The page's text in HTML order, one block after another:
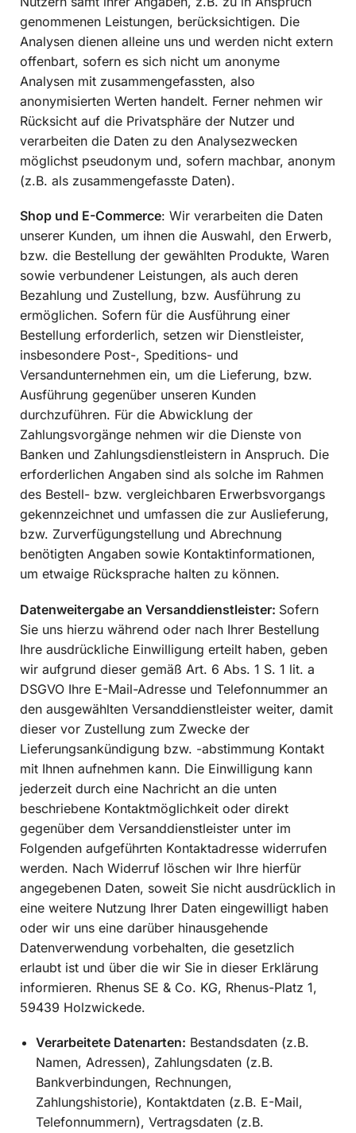
genommenen Leistungen, berücksichtigen. Die
Analysen dienen alleine uns und werden nicht extern
offenbart, sofern es sich nicht um anonyme
Analysen mit zusammengefassten, also
anonymisierten Werten handelt. Ferner nehmen wir
Rücksicht auf die Privatsphäre der Nutzer und
verarbeiten die Daten zu den Analysezwecken
möglichst pseudonym und, sofern machbar, anonym
(z.B. als zusammengefasste Daten).
Shop und E-Commerce: Wir verarbeiten die Daten
unserer Kunden, um ihnen die Auswahl, den Erwerb,
bzw. die Bestellung der gewählten Produkte, Waren
sowie verbundener Leistungen, als auch deren
Bezahlung und Zustellung, bzw. Ausführung zu
ermöglichen. Sofern für die Ausführung einer
Bestellung erforderlich, setzen wir Dienstleister,
insbesondere Post-, Speditions- und
Versandunternehmen ein, um die Lieferung, bzw.
Ausführung gegenüber unseren Kunden
durchzuführen. Für die Abwicklung der
Zahlungsvorgänge nehmen wir die Dienste von
Banken und Zahlungsdienstleistern in Anspruch. Die
erforderlichen Angaben sind als solche im Rahmen
des Bestell- bzw. vergleichbaren Erwerbsvorgangs
gekennzeichnet und umfassen die zur Auslieferung,
bzw. Zurverfügungstellung und Abrechnung
benötigten Angaben sowie Kontaktinformationen,
um etwaige Rücksprache halten zu können.
Datenweitergabe an Versanddienstleister: Sofern
Sie uns hierzu während oder nach Ihrer Bestellung
Ihre ausdrückliche Einwilligung erteilt haben, geben
wir aufgrund dieser gemäß Art. 6 Abs. 1 S. 1 lit. a
DSGVO Ihre E-Mail-Adresse und Telefonnummer an
den ausgewählten Versanddienstleister weiter, damit
dieser vor Zustellung zum Zwecke der
Lieferungsankündigung bzw. -abstimmung Kontakt
mit Ihnen aufnehmen kann. Die Einwilligung kann
jederzeit durch eine Nachricht an die unten
beschriebene Kontaktmöglichkeit oder direkt
gegenüber dem Versanddienstleister unter im
Folgenden aufgeführten Kontaktadresse widerrufen
werden. Nach Widerruf löschen wir Ihre hierfür
angegebenen Daten, soweit Sie nicht ausdrücklich in
eine weitere Nutzung Ihrer Daten eingewilligt haben
oder wir uns eine darüber hinausgehende
Datenverwendung vorbehalten, die gesetzlich
erlaubt ist und über die wir Sie in dieser Erklärung
informieren. Rhenus SE & Co. KG, Rhenus-Platz 1,
59439 Holzwickede.
Verarbeitete Datenarten: Bestandsdaten (z.B.
Namen, Adressen), Zahlungsdaten (z.B.
Bankverbindungen, Rechnungen,
Zahlungshistorie), Kontaktdaten (z.B. E-Mail,
Telefonnummern), Vertragsdaten (z.B.